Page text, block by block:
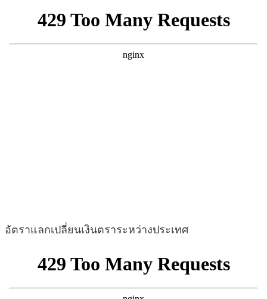
อัตราแลกเปลี่ยนเงินตราระหว่างประเทศ